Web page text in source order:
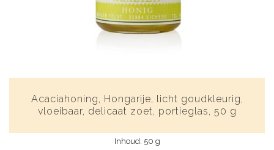
Acaciahoning, Hongarije, licht goudkleurig,
vloeibaar, delicaat zoet, portieglas, 50 g
Inhoud: 50 g